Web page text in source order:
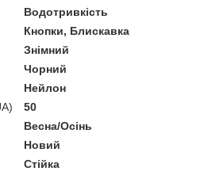
Водотривкість
Кнопки, Блискавка
Знімний
Чорний
Нейлон
50
Весна/Осінь
Новий
Стійка